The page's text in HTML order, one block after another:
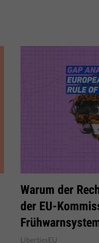
Warum der
der EU-
LibertiesEU